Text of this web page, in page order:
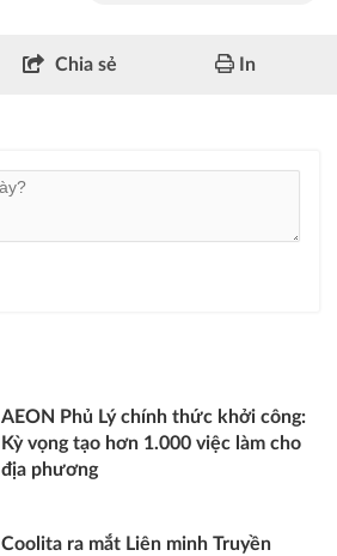
Chia sẻ In
AEON Phủ Lý chính thức khởi công:
Kỳ vọng tạo hơn 1.000 việc làm cho
địa phương
Coolita ra mắt Liên minh Truyền